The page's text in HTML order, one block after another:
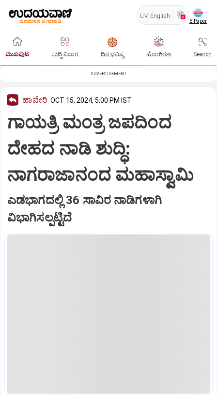
UV English
E-Paper
ಮುಖಪುಟ ಸುದ್ದಿ ವಿಭಾಗ ದಿನ ಭವಿಷ್ಯ ಹೊಂಗಿರಣ Search
ADVERTISEMENT
ಹಾವೇರಿ OCT 15, 2024, 5:00 PM IST
ಗಾಯತ್ರಿ ಮಂತ್ರ ಜಪದಿಂದ
ದೇಹದ ನಾಡಿ ಶುದ್ಧಿ:
ನಾಗರಾಜಾನಂದ ಮಹಾಸ್ವಾಮಿ
ಎಡಭಾಗದಲ್ಲಿ 36 ಸಾವಿರ ನಾಡಿಗಳಾಗಿ
ವಿಭಾಗಿಸಲ್ಪಟ್ಟಿದೆ